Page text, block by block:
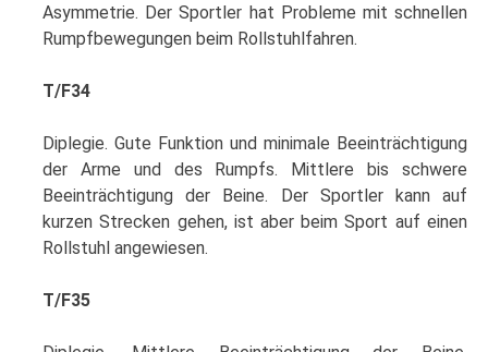
Asymmetrie. Der Sportler hat Probleme mit schnellen
Rumpfbewegungen beim Rollstuhlfahren.
T/F34
Diplegie. Gute Funktion und minimale Beeinträchtigung
der Arme und des Rumpfs. Mittlere bis schwere
Beeinträchtigung der Beine. Der Sportler kann auf
kurzen Strecken gehen, ist aber beim Sport auf einen
Rollstuhl angewiesen.
T/F35